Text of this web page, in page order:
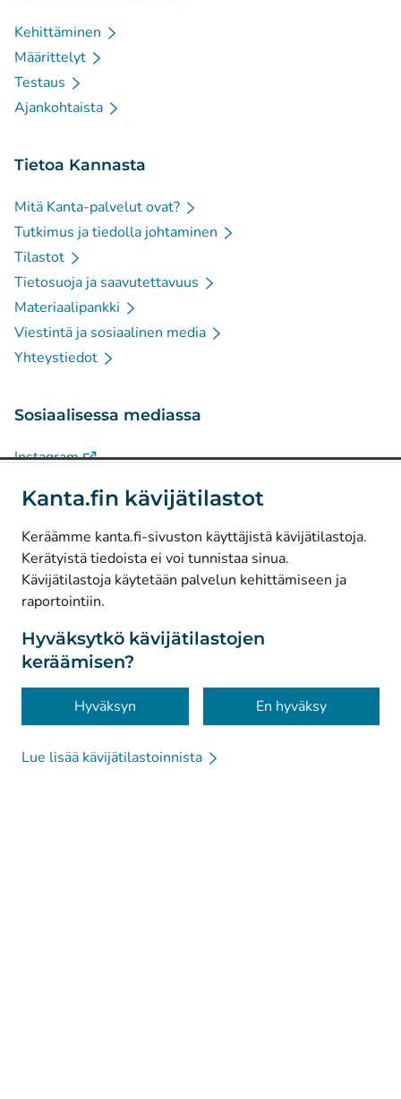
Kanta.fin kävijätilastot
Keräämme kanta.fi-sivuston käyttäjistä kävijätilastoja.
Kerätyistä tiedoista ei voi tunnistaa sinua.
Kävijätilastoja käytetään palvelun kehittämiseen ja
raportointiin.
Hyväksytkö kävijätilastojen
keräämisen?
Hyväksyn En hyväksy
Lue lisää kävijätilastoinnista
Kehittäminen
Määrittelyt
Testaus
Ajankohtaista
Tietoa Kannasta
Mitä Kanta-palvelut ovat?
Tutkimus ja tiedolla johtaminen
Tilastot
Tietosuoja ja saavutettavuus
Materiaalipankki
Viestintä ja sosiaalinen media
Yhteystiedot
Sosiaalisessa mediassa
Instagram(Avautuu uuteen välilehteen)
Facebook(Avautuu uuteen välilehteen)
© Kanta-Palvelut, Kansaneläkelaitos
Tietosuoja
Tietoa sivustosta
Saavutettavuus
Evästeet